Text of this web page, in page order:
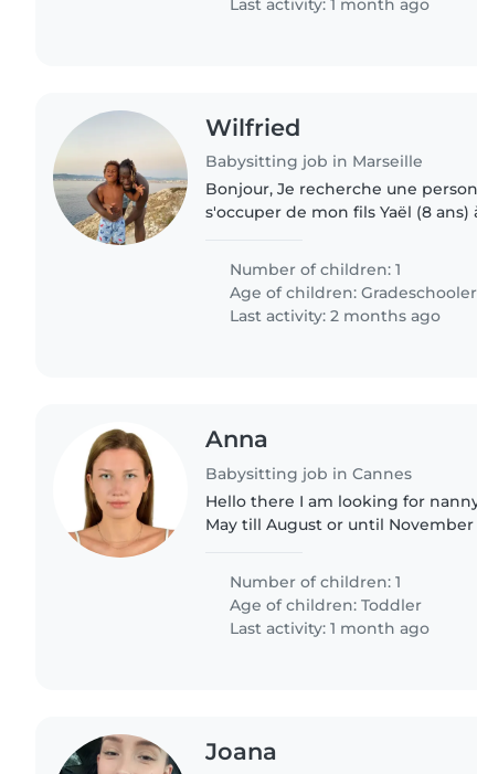
Wilfried
Babysitting job in Marseille
Bonjour, Je recherche une personne de confiance pour
s'occuper de mon fils Yaël (8
petit-déjeuner..
Number of children: 1
Age of children:Gradeschooler
Last activity: 2 months ago
Anna
Babysitting job in Cannes
Hello there I am looking for
May till August or until November Energetic Creative
Number of children: 1
Age of children:Toddler
Last activity: 1 month ago
Joana